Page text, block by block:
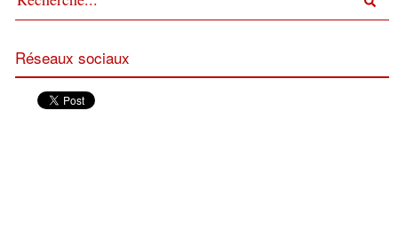
Réseaux sociaux